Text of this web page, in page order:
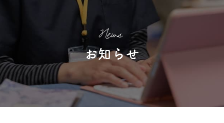
News
お知らせ